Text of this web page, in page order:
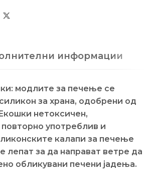
информации
модлите за печење се
за храна, одобрени од
нетоксичен,
употреблив и
калапи за печење
лепат за да направат ветре да
обликувани печени јадења.